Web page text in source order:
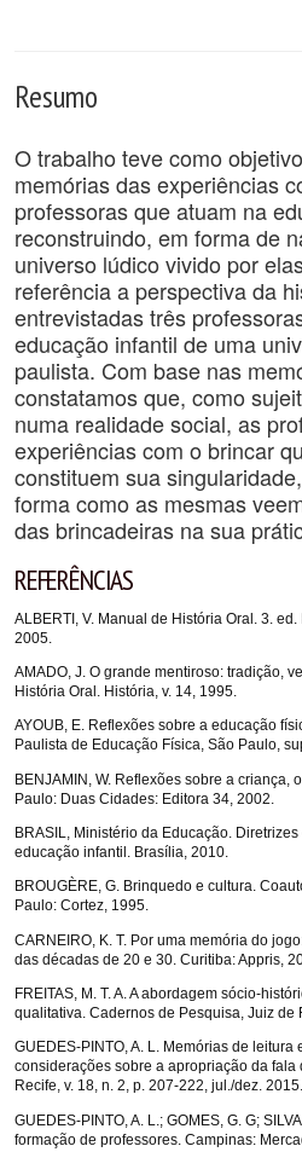
Resumo
O trabalho teve como
memórias das experiências
professoras que atuam na
reconstruindo, em forma de
universo lúdico vivido por
referência a perspectiva da
entrevistadas três
educação infantil de uma
paulista. Com base nas
constatamos que, como
numa realidade social, as
experiências com o brincar
constituem sua
forma como as mesmas
das brincadeiras na sua
REFERÊNCIAS
ALBERTI, V. Manual de História Oral. 3.
2005.
AMADO, J. O grande mentiroso: tradição,
História Oral. História, v. 14, 1995.
AYOUB, E. Reflexões sobre a educação
Paulista de Educação Física, São Paulo,
BENJAMIN, W. Reflexões sobre a criança,
Paulo: Duas Cidades: Editora 34, 2002.
BRASIL, Ministério da Educação.
educação infantil. Brasília, 2010.
BROUGÈRE, G. Brinquedo e cultura.
Paulo: Cortez, 1995.
CARNEIRO, K. T. Por uma memória do
das décadas de 20 e 30. Curitiba: Appris,
FREITAS, M. T. A. A abordagem sócio-
qualitativa. Cadernos de Pesquisa, Juiz de
GUEDES-PINTO, A. L. Memórias de leitura
considerações sobre a apropriação da fala
Recife, v. 18, n. 2, p. 207-222, jul./dez. 2015.
GUEDES-PINTO, A. L.; GOMES, G. G;
formação de professores. Campinas: